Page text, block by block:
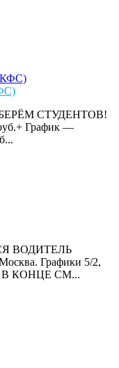
СТУДЕНТОВ!
График —
ВОДИТЕЛЬ
Графики 5/2,
КОНЦЕ СМ...